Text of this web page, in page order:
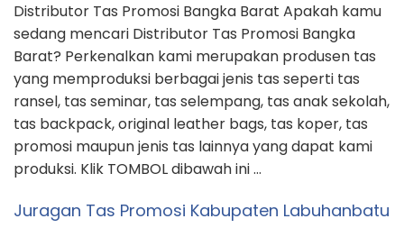
Distributor Tas Promosi Bangka Barat Apakah kamu
sedang mencari Distributor Tas Promosi Bangka
Barat? Perkenalkan kami merupakan produsen tas
yang memproduksi berbagai jenis tas seperti tas
ransel, tas seminar, tas selempang, tas anak sekolah,
tas backpack, original leather bags, tas koper, tas
promosi maupun jenis tas lainnya yang dapat kami
produksi. Klik TOMBOL dibawah ini …
Juragan Tas Promosi Kabupaten Labuhanbatu